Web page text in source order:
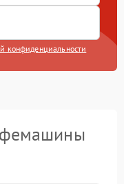
конфиденциальности